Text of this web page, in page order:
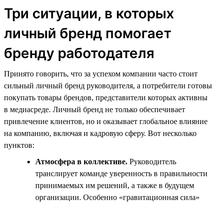
Три ситуации, в которых
личный бренд помогает
бренду работодателя
Принято говорить, что за успехом компании часто стоит
сильный личный бренд руководителя, а потребители готовы
покупать товары брендов, представители которых активны
в медиасреде. Личный бренд не только обеспечивает
привлечение клиентов, но и оказывает глобальное влияние
на компанию, включая и кадровую сферу. Вот несколько
пунктов:
Атмосфера в коллективе. Руководитель
транслирует команде уверенность в правильности
принимаемых им решений, а также в будущем
организации. Особенно «гравитационная сила»